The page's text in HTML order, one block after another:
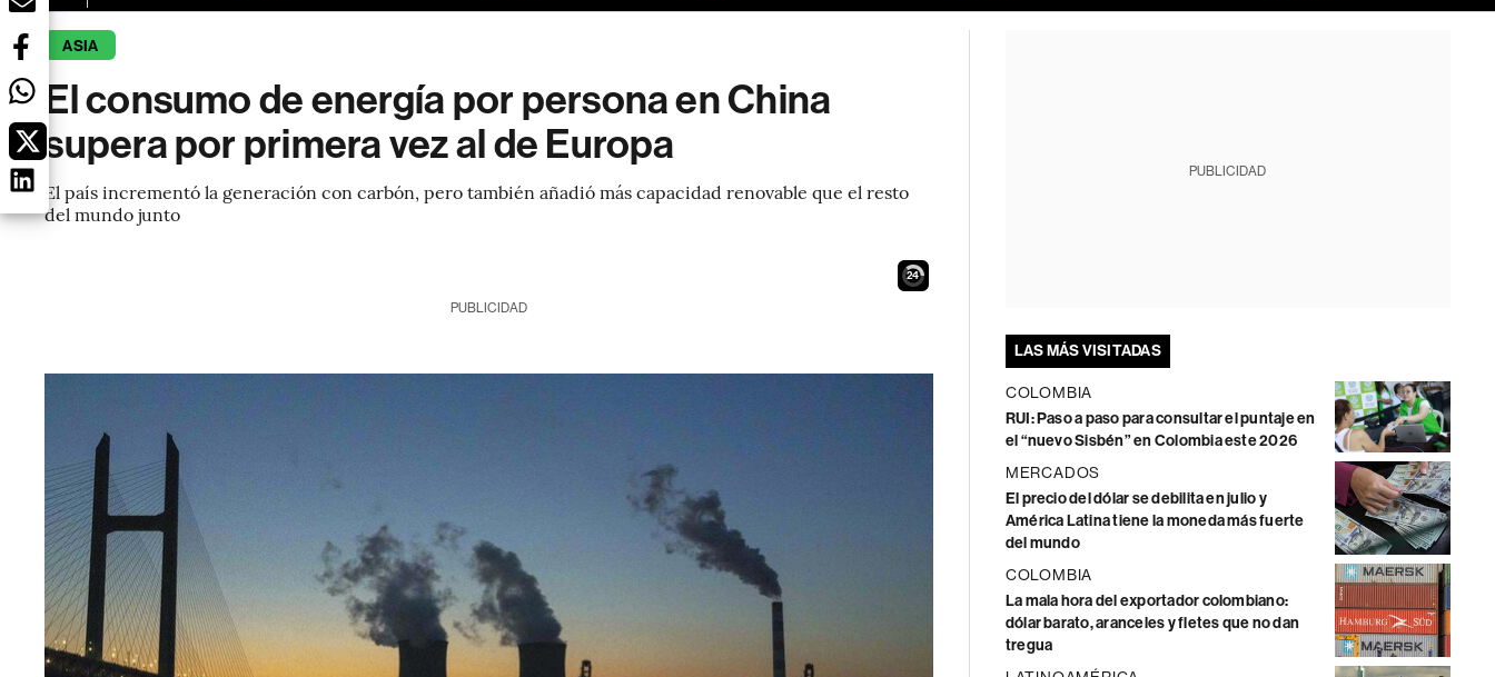
ASIA
El consumo de energía por persona en China
supera por primera vez al de Europa
El país incrementó la generación con carbón, pero también añadió más capacidad renovable que el resto
del mundo junto
22
PUBLICIDAD
PUBLICIDAD
LAS MÁS VISITADAS
COLOMBIA
RUI: Paso a paso para consultar el puntaje en
el “nuevo Sisbén” en Colombia este 2026
MERCADOS
El precio del dólar se debilita en julio y
América Latina tiene la moneda más fuerte
del mundo
COLOMBIA
La mala hora del exportador colombiano:
dólar barato, aranceles y fletes que no dan
tregua